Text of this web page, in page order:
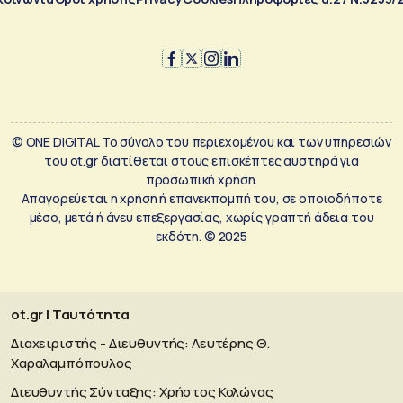
© ONE DIGITAL Το σύνολο του περιεχομένου και των υπηρεσιών
του ot.gr διατίθεται στους επισκέπτες αυστηρά για
προσωπική χρήση.
Απαγορεύεται η χρήση ή επανεκπομπή του, σε οποιοδήποτε
μέσο, μετά ή άνευ επεξεργασίας, χωρίς γραπτή άδεια του
εκδότη. © 2025
ot.gr | Ταυτότητα
Διαχειριστής - Διευθυντής: Λευτέρης Θ.
Χαραλαμπόπουλος
Διευθυντής Σύνταξης: Χρήστος Κολώνας